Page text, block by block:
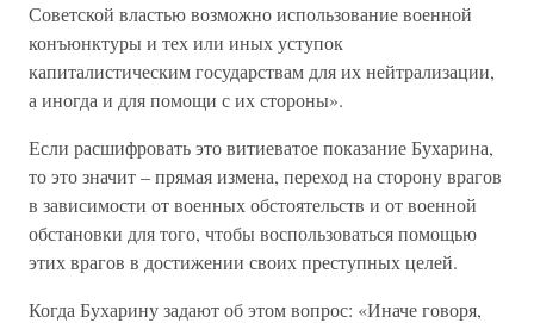
Советской властью возможно использование военной
конъюнктуры и тех или иных уступок
капиталистическим государствам для их нейтрализации,
а иногда и для помощи с их стороны».
Если расшифровать это витиеватое показание Бухарина,
то это значит – прямая измена, переход на сторону врагов
в зависимости от военных обстоятельств и от военной
обстановки для того, чтобы воспользоваться помощью
этих врагов в достижении своих преступных целей.
Когда Бухарину задают об этом вопрос: «Иначе говоря,